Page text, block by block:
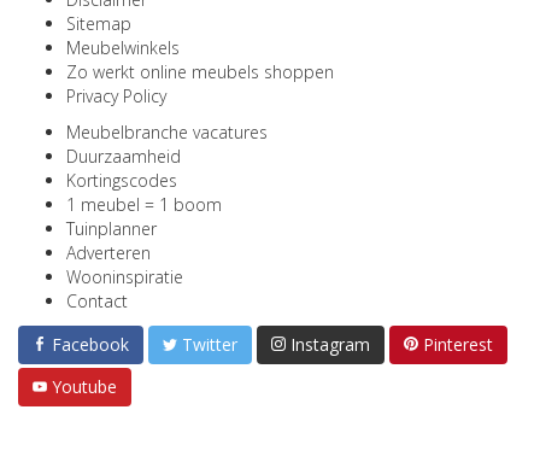
Sitemap
Meubelwinkels
Zo werkt online meubels shoppen
Privacy Policy
Meubelbranche vacatures
Duurzaamheid
Kortingscodes
1 meubel = 1 boom
Tuinplanner
Adverteren
Wooninspiratie
Contact
Facebook
Twitter Instagram
Pinterest
Youtube